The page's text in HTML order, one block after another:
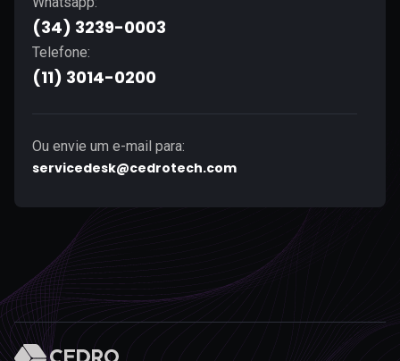
(34) 3239-0003
Telefone:
(11) 3014-0200
Ou envie um e-mail para:
servicedesk@cedrotech.com